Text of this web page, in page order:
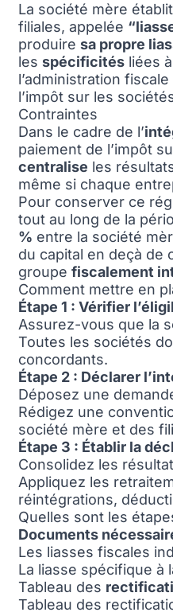
La société mère
filiales, appelée
produire sa propre
les spécificités liées
l’administration
l’impôt sur les
Contraintes
Dans le cadre de l’
paiement de l’impôt
centralise les
même si chaque
Pour conserver ce
tout au long de la
% entre la société
du capital en deçà de
groupe fiscalement
Comment mettre en
Étape 1 : Vérifier
Assurez-vous que la
Toutes les sociétés
concordants.
Étape 2 : Déclarer
Déposez une
Rédigez une
société mère et des
Étape 3 : Établir la
Consolidez les
Appliquez les
réintégrations,
Quelles sont les
Documents
Les liasses fiscales
La liasse spécifique à
Tableau des
Tableau des